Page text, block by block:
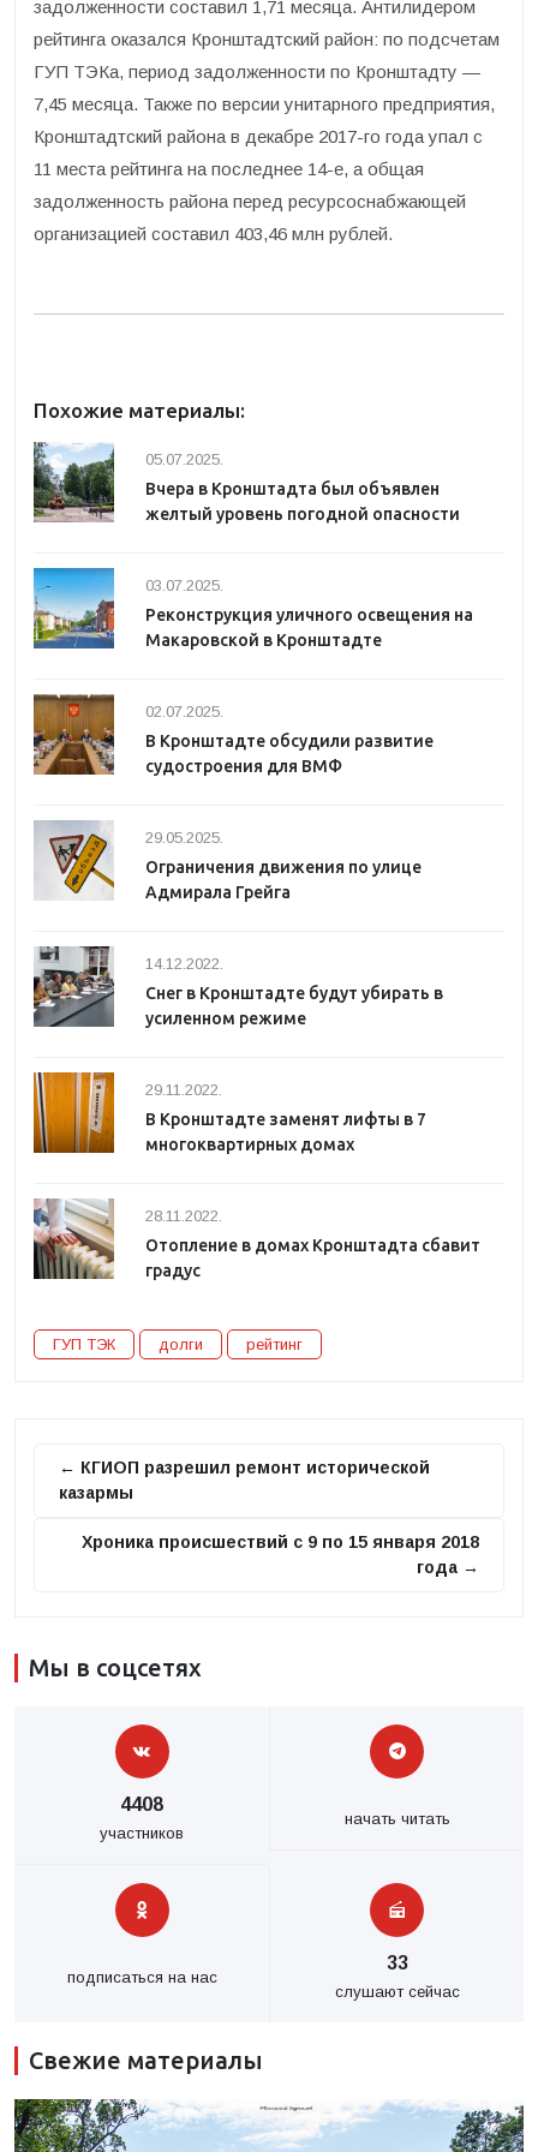
задолженности составил 1,71 месяца. Антилидером
рейтинга оказался Кронштадтский район: по подсчетам
ГУП ТЭКа, период задолженности по Кронштадту —
7,45 месяца. Также по версии унитарного предприятия,
Кронштадтский района в декабре 2017-го года упал с
11 места рейтинга на последнее 14-е, а общая
задолженность района перед ресурсоснабжающей
организацией составил 403,46 млн рублей.
Похожие материалы:
05.07.2025.
Вчера в Кронштадта был объявлен
желтый уровень погодной опасности
03.07.2025.
Реконструкция уличного освещения на
Макаровской в Кронштадте
02.07.2025.
В Кронштадте обсудили развитие
судостроения для ВМФ
29.05.2025.
Ограничения движения по улице
Адмирала Грейга
14.12.2022.
Снег в Кронштадте будут убирать в
усиленном режиме
29.11.2022.
В Кронштадте заменят лифты в 7
многоквартирных домах
28.11.2022.
Отопление в домах Кронштадта сбавит
градус
ГУП ТЭК долги рейтинг
← КГИОП разрешил ремонт исторической
казармы
Хроника происшествий с 9 по 15 января 2018
года →
Мы в соцсетях
4408
участников
начать читать
подписаться на нас
33
слушают сейчас
Свежие материалы